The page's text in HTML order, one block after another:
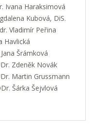
Ivana Haraksimová
Kubová, DiS.
Vladimír Peřina
Havlická
Šrámková
Zdeněk Novák
Martin Grussmann
Šárka Šejvlová